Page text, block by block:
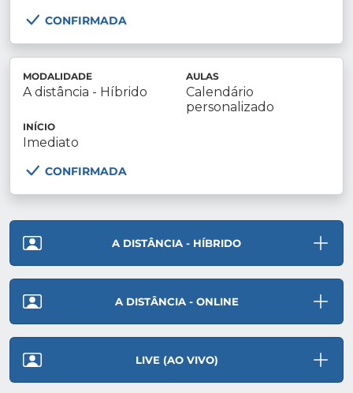
CONFIRMADA
MODALIDADE
A distância - Híbrido
AULAS
Calendário
personalizado
INÍCIO
Imediato
CONFIRMADA
A DISTÂNCIA - HÍBRIDO
A DISTÂNCIA - ONLINE
LIVE (AO VIVO)